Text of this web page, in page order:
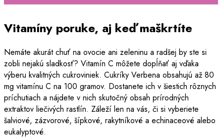
Vitamíny poruke, aj keď maškrtíte
Nemáte akurát chuť na ovocie ani zeleninu a radšej by ste si
zobli nejakú sladkosť? Vitamín C môžete dopĺňať aj vďaka
výberu kvalitných cukroviniek. Cukríky Verbena obsahujú až 80
mg vitamínu C na 100 gramov. Dostanete ich v šiestich rôznych
príchutiach a nájdete v nich skutočný obsah prírodných
extraktov liečivých rastlín. Záleží len na vás, či si vyberiete
šalviové, zázvorové, šípkové, rakytníkové a echinaceové alebo
eukalyptové.